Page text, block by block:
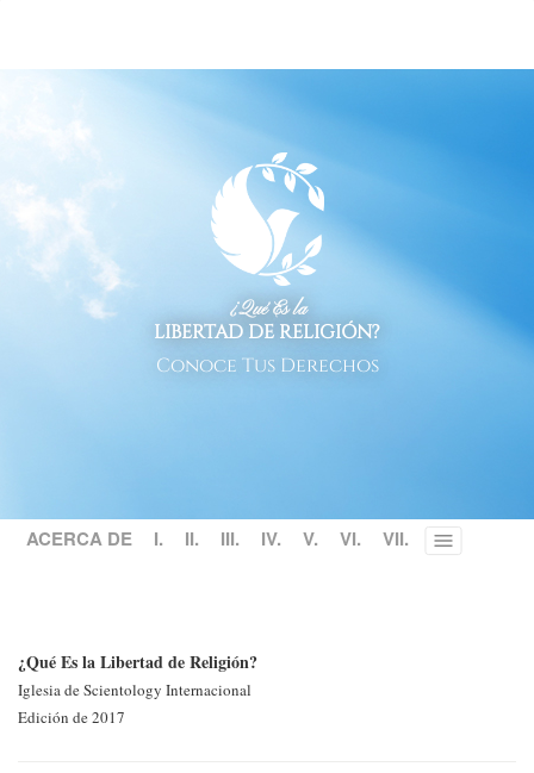
¿Qué Es la
LIBERTAD DE RELIGIÓN?
Conoce Tus Derechos
ACERCA DE I. II. III. IV. V. VI. VII. Toggle
¿Qué Es la Libertad de Religión?
Iglesia de Scientology Internacional
Edición de 2017